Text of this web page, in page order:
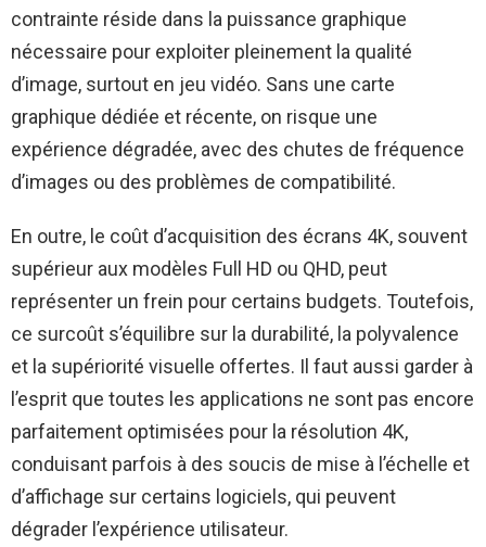
contrainte réside dans la puissance graphique
nécessaire pour exploiter pleinement la qualité
d’image, surtout en jeu vidéo. Sans une carte
graphique dédiée et récente, on risque une
expérience dégradée, avec des chutes de fréquence
d’images ou des problèmes de compatibilité.
En outre, le coût d’acquisition des écrans 4K, souvent
supérieur aux modèles Full HD ou QHD, peut
représenter un frein pour certains budgets. Toutefois,
ce surcoût s’équilibre sur la durabilité, la polyvalence
et la supériorité visuelle offertes. Il faut aussi garder à
l’esprit que toutes les applications ne sont pas encore
parfaitement optimisées pour la résolution 4K,
conduisant parfois à des soucis de mise à l’échelle et
d’affichage sur certains logiciels, qui peuvent
dégrader l’expérience utilisateur.